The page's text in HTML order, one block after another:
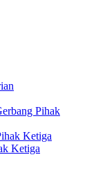
Pihak
Ketiga
Ketiga